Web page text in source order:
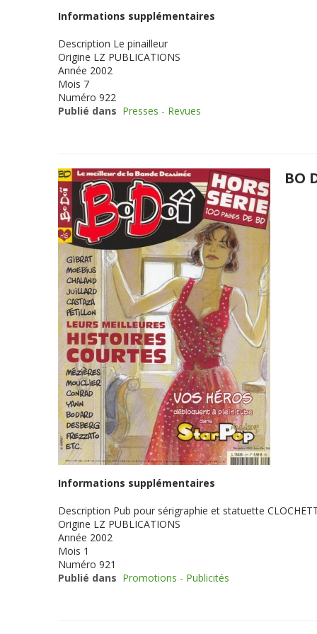
Informations supplémentaires
Description Le pinailleur
Origine LZ PUBLICATIONS
Année 2002
Mois 7
Numéro 922
Publié dans Presses - Revues
BO
Informations supplémentaires
Description Pub pour sérigraphie et statuette
Origine LZ PUBLICATIONS
Année 2002
Mois 1
Numéro 921
Publié dans Promotions - Publicités